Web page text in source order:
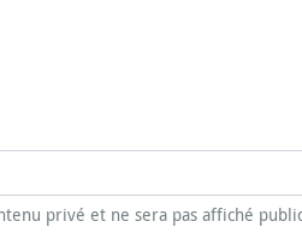
privé et ne sera pas affiché